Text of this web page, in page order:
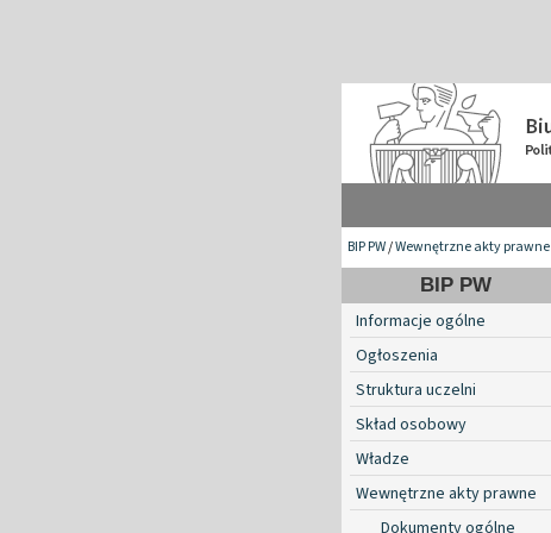
BIP PW/Wewnętrzne akty prawne
BIP PW
Informacje ogólne
Ogłoszenia
Struktura uczelni
Skład osobowy
Władze
Wewnętrzne akty prawne
Dokumenty ogólne